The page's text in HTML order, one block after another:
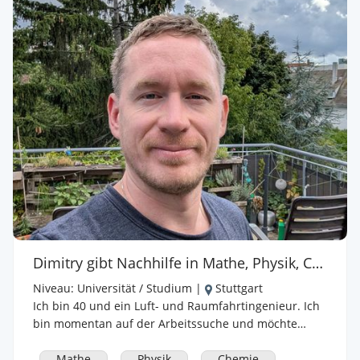
Auch beim Studium kann ich in beispielsweise in
Mechanik, Technischem Zeichnen oder Konstruktion
Nachhilfe anbieten. Für die jeweiligen
Nachhilfestunden treffen wir uns bei dir zuhause, in
der Schule oder einem anderen Platz eurer Wahl. Ich
freue mich darauf euch und eure Noten auf ein neues
Level zu bringen! Bei Interesse meldet euch gerne:
Mail: malte.schuck@gmail.com TEL.: 01624971634 Für
die Anfahrt außerhalb von Kornwestheim berechne
ich 40ct den Kilometer, mindestens jedoch 2,50€
Dimitry gibt Nachhilfe in Mathe, Physik, Chemie
Niveau: Universität / Studium |
Stuttgart
Ich bin 40 und ein Luft- und Raumfahrtingenieur. Ich
bin momentan auf der Arbeitssuche und möchte